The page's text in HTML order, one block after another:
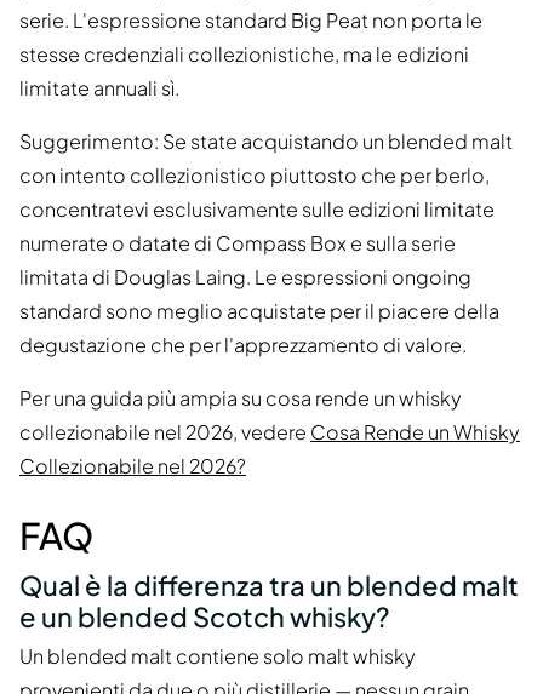
serie. L'espressione standard Big Peat non porta le
stesse credenziali collezionistiche, ma le edizioni
limitate annuali sì.
Suggerimento: Se state acquistando un blended malt
con intento collezionistico piuttosto che per berlo,
concentratevi esclusivamente sulle edizioni limitate
numerate o datate di Compass Box e sulla serie
limitata di Douglas Laing. Le espressioni ongoing
standard sono meglio acquistate per il piacere della
degustazione che per l'apprezzamento di valore.
Per una guida più ampia su cosa rende un whisky
collezionabile nel 2026, vedere Cosa Rende un Whisky
Collezionabile nel 2026?
FAQ
Qual è la differenza tra un blended malt
e un blended Scotch whisky?
Un blended malt contiene solo malt whisky